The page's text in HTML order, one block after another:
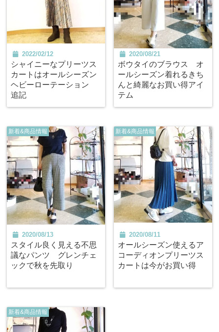
2022/02/12
シャイニーなプリーツス
カートはオールシーズン
ヘビーローテーション
追記
2020/08/21
ボウタイのブラウス オ
ールシーズン着れるきち
んと綺麗なお買い得アイ
テム
新着&商品情報
2020/08/13
スタイル良く見える不思
議なパンツ グレンチェ
ックで秋を先取り
新着&商品情報
2020/08/11
オールシーズン使えるア
コーディオンプリーツス
カートは今がお買い得
新着&商品情報